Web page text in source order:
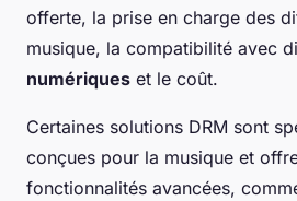
offerte, la prise en charge des
musique, la compatibilité avec
numériques et le coût.
Certaines solutions DRM sont
conçues pour la musique et
fonctionnalités avancées,